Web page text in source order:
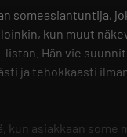
someasiantuntija,
kun muut
Hän vie
ja tehokkaasti
kun asiakkaan some